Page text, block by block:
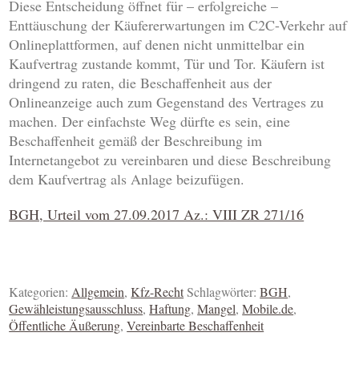
Diese Entscheidung öffnet für – erfolgreiche –
Enttäuschung der Käufererwartungen im C2C-Verkehr auf
Onlineplattformen, auf denen nicht unmittelbar ein
Kaufvertrag zustande kommt, Tür und Tor. Käufern ist
dringend zu raten, die Beschaffenheit aus der
Onlineanzeige auch zum Gegenstand des Vertrages zu
machen. Der einfachste Weg dürfte es sein, eine
Beschaffenheit gemäß der Beschreibung im
Internetangebot zu vereinbaren und diese Beschreibung
dem Kaufvertrag als Anlage beizufügen.
BGH, Urteil vom 27.09.2017 Az.: VIII ZR 271/16
Kategorien:Allgemein,Kfz-RechtSchlagwörter:BGH,
Gewähleistungsausschluss,Haftung,Mangel,Mobile.de,
Öffentliche Äußerung,Vereinbarte Beschaffenheit